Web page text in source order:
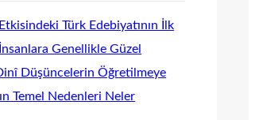
Türk Edebiyatının İlk
Genellikle Güzel
Düşüncelerin Öğretilmeye
Temel Nedenleri Neler